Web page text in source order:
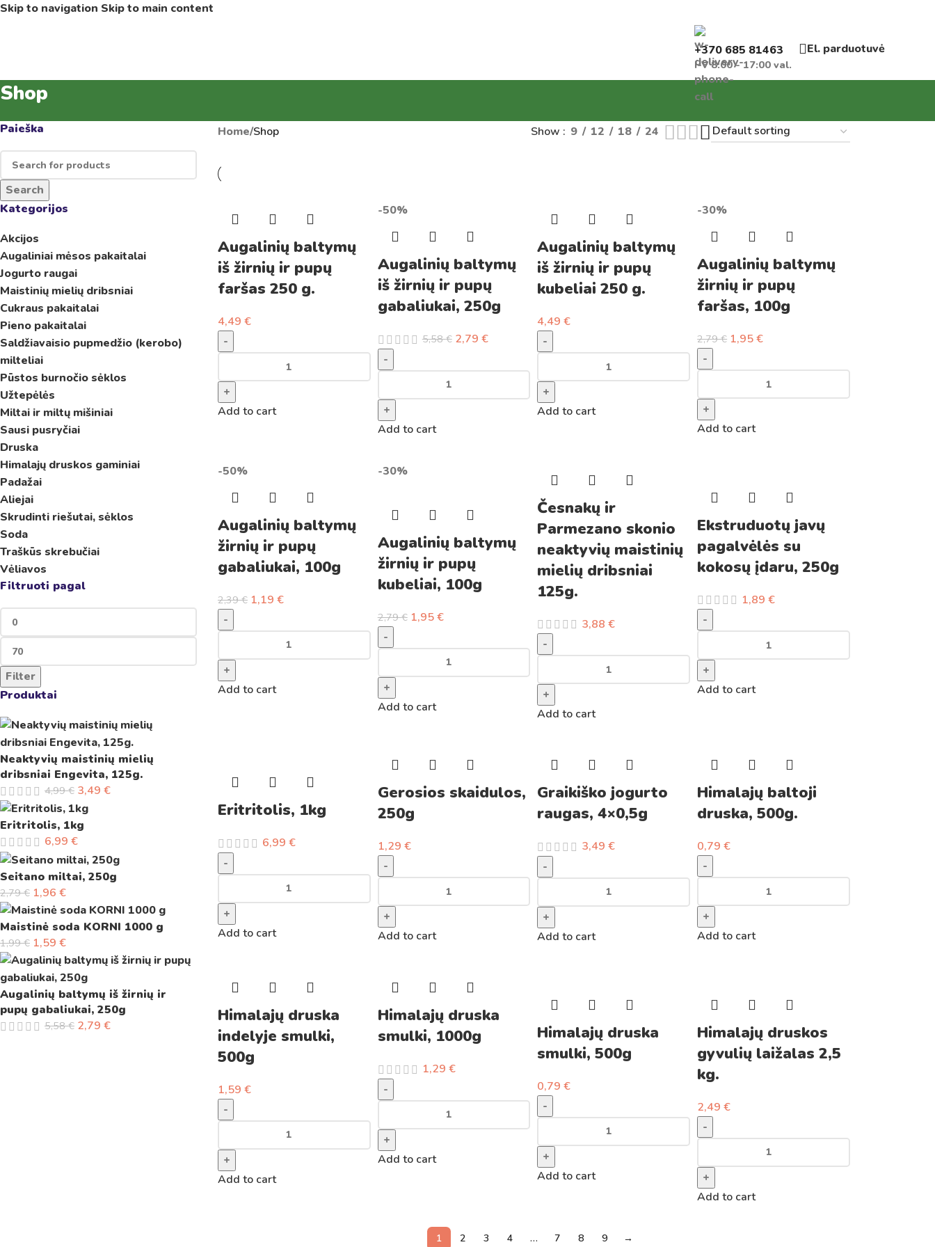
Skip to navigation Skip to main content
+370 685 81463
I-V 8:00 - 17:00 val.
El. parduotuvė
Shop
Paieška
Search
Kategorijos
Akcijos
Augaliniai mėsos pakaitalai
Jogurto raugai
Maistinių mielių dribsniai
Cukraus pakaitalai
Pieno pakaitalai
Saldžiavaisio pupmedžio (kerobo)
milteliai
Pūstos burnočio sėklos
Užtepėlės
Miltai ir miltų mišiniai
Sausi pusryčiai
Druska
Himalajų druskos gaminiai
Padažai
Aliejai
Skrudinti riešutai, sėklos
Soda
Traškūs skrebučiai
Vėliavos
Filtruoti pagal
Filter
Produktai
Neaktyvių maistinių mielių
dribsniai Engevita, 125g.
4,99€ 3,49 €
Eritritolis, 1kg
6,99 €
Seitano miltai, 250g
2,79€ 1,96 €
Maistinė soda KORNI 1000 g
1,99€ 1,59 €
Augalinių baltymų iš žirnių ir
pupų gabaliukai, 250g
5,58€ 2,79 €
Home/Shop Show 9 12 18 24
Augalinių baltymų
iš žirnių ir pupų
faršas 250 g.
4,49 €
-
+
Add to cart
-50%
Augalinių baltymų
iš žirnių ir pupų
gabaliukai, 250g
5,58€ 2,79 €
-
+
Add to cart
Augalinių baltymų
iš žirnių ir pupų
kubeliai 250 g.
4,49€
-
+
Add to cart
-30%
Augalinių baltymų
žirnių ir pupų
faršas, 100g
2,79€ 1,95€
-
+
Add to cart
-50%
Augalinių baltymų
žirnių ir pupų
gabaliukai, 100g
2,39€ 1,19 €
-
+
Add to cart
-30%
Augalinių baltymų
žirnių ir pupų
kubeliai, 100g
2,79€ 1,95€
-
+
Add to cart
Česnakų ir
Parmezano skonio
neaktyvių maistinių
mielių dribsniai
125g.
3,88€
-
+
Add to cart
Ekstruduotų javų
pagalvėlės su
kokosų įdaru, 250g
1,89€
-
+
Add to cart
Eritritolis, 1kg
6,99 €
-
+
Add to cart
Gerosios skaidulos,
250g
1,29 €
-
+
Add to cart
Graikiško jogurto
raugas, 4×0,5g
3,49€
-
+
Add to cart
Himalajų baltoji
druska, 500g.
0,79€
-
+
Add to cart
Himalajų druska
indelyje smulki,
500g
1,59 €
-
+
Add to cart
Himalajų druska
smulki, 1000g
1,29 €
-
+
Add to cart
Himalajų druska
smulki, 500g
0,79€
-
+
Add to cart
Himalajų druskos
gyvulių laižalas 2,5
kg.
2,49€
-
+
Add to cart
1 2 3 4 … 7 8 9 →